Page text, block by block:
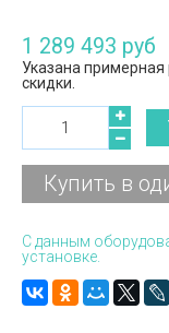
1 289 493 руб
Указана
скидки.
Купить в
С данным
установке.